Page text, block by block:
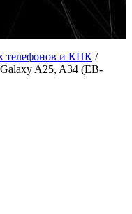
телефонов и КПК /
A25, A34 (EB-